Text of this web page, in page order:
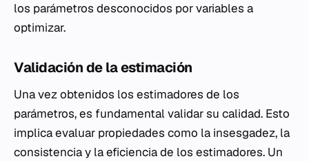
los parámetros desconocidos por variables a
optimizar.
Validación de la estimación
Una vez obtenidos los estimadores de los
parámetros, es fundamental validar su calidad. Esto
implica evaluar propiedades como la insesgadez, la
consistencia y la eficiencia de los estimadores. Un